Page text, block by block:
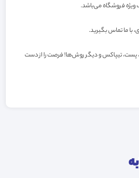
ویژه فروشگاه می‌باشد.
با ما تماس بگیرید.
پست، تیپاکس و دیگر روش‌ها! فرصت را از دست